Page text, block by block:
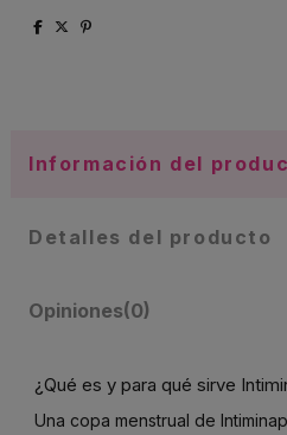
Información del
Detalles del producto
Opiniones(0)
¿Qué es y para qué sirve
Una copa menstrual de